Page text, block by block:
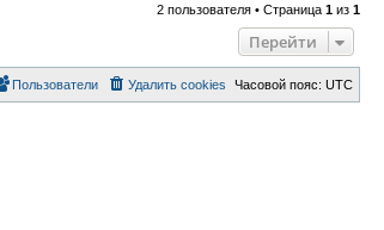
2 пользователя • Страница 1 из 1
Перейти
Часовой пояс: UTC
Удалить cookies
Пользователи